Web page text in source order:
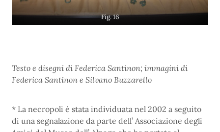
Fig. 16
Testo e disegni di Federica Santinon; immagini di
Federica Santinon e Silvano Buzzarello
* La necropoli è stata individuata nel 2002 a seguito
di una segnalazione da parte dell’ Associazione degli